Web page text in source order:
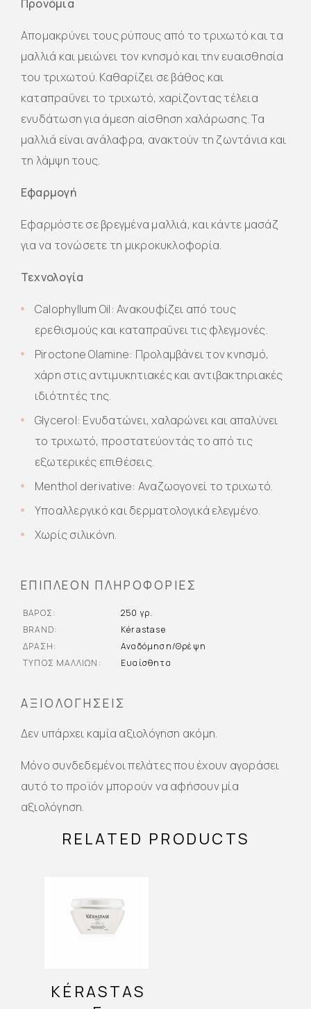
Προνόμια
Απομακρύνει τους ρύπους από το τριχωτό και τα
μαλλιά και μειώνει τον κνησμό και την ευαισθησία
του τριχωτού. Καθαρίζει σε βάθος και
καταπραΰνει το τριχωτό, χαρίζοντας τέλεια
ενυδάτωση για άμεση αίσθηση χαλάρωσης. Τα
μαλλιά είναι ανάλαφρα, ανακτούν τη ζωντάνια και
τη λάμψη τους.
Εφαρμογή
Εφαρμόστε σε βρεγμένα μαλλιά, και κάντε μασάζ
για να τονώσετε τη μικροκυκλοφορία.
Τεχνολογία
Calophyllum Oil: Ανακουφίζει από τους
ερεθισμούς και καταπραΰνει τις φλεγμονές.
Piroctone Olamine: Προλαμβάνει τον κνησμό,
χάρη στις αντιμυκητιακές και αντιβακτηριακές
ιδιότητές της.
Glycerol: Ενυδατώνει, χαλαρώνει και απαλύνει
το τριχωτό, προστατεύοντάς το από τις
εξωτερικές επιθέσεις.
Menthol derivative: Αναζωογονεί το τριχωτό.
Υποαλλεργικό και δερματολογικά ελεγμένο.
Χωρίς σιλικόνη.
ΕΠΙΠΛΈΟΝ ΠΛΗΡΟΦΟΡΊΕΣ
ΒΆΡΟΣ
250 γρ.
BRAND
Kérastase
ΔΡΆΣΗ
Αναδόμηση/Θρέψη
ΤΎΠΟΣ ΜΑΛΛΙΏΝ
Ευαίσθητα
ΑΞΙΟΛΟΓΉΣΕΙΣ
Δεν υπάρχει καμία αξιολόγηση ακόμη.
Μόνο συνδεδεμένοι πελάτες που έχουν αγοράσει
αυτό το προϊόν μπορούν να αφήσουν μία
αξιολόγηση.
RELATED PRODUCTS
KÉRASTAS